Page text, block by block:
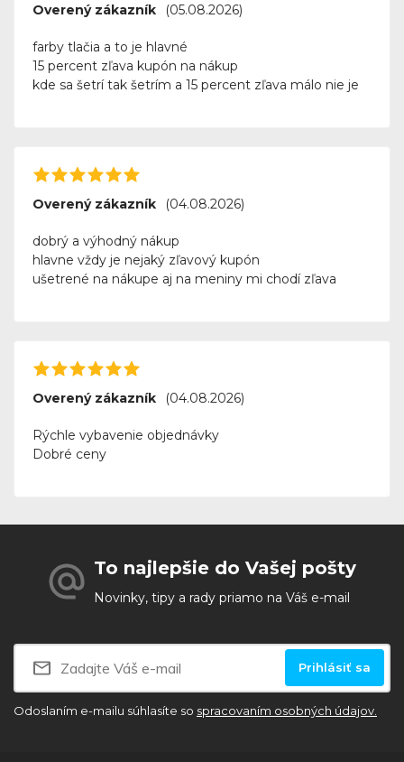
Overený zákazník (05.08.2026)
farby tlačia a to je hlavné
15 percent zľava kupón na nákup
kde sa šetrí tak šetrím a 15 percent zľava málo nie je
Overený zákazník (04.08.2026)
dobrý a výhodný nákup
hlavne vždy je nejaký zľavový kupón
ušetrené na nákupe aj na meniny mi chodí zľava
Overený zákazník (04.08.2026)
Rýchle vybavenie objednávky
Dobré ceny
To najlepšie do Vašej pošty
Novinky, tipy a rady priamo na Váš e-mail
Prihlásiť sa
Odoslaním e-mailu súhlasíte so spracovaním osobných údajov.